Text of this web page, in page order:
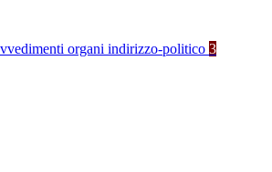
organi indirizzo-politico 3